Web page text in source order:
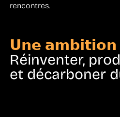
rencontres.
𝗨𝗻𝗲
Réinventer,
et décarboner